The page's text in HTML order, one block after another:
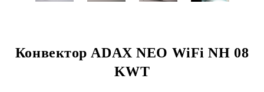
Конвектор ADAX NEO WiFi NH 08
KWT